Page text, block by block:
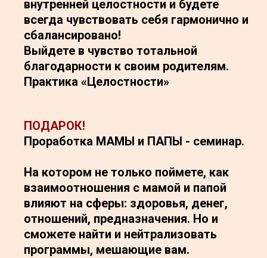
внутренней целостности и будете
всегда чувствовать себя гармонично и
сбалансировано!
Выйдете в чувство тотальной
благодарности к своим родителям.
Практика «Целостности»
ПОДАРОК!
Проработка МАМЫ и ПАПЫ - семинар.
На котором не только поймете, как
взаимоотношения с мамой и папой
влияют на сферы: здоровья, денег,
отношений, предназначения. Но и
сможете найти и нейтрализовать
программы, мешающие вам.